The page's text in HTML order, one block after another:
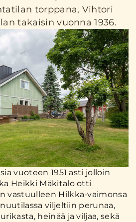
torppana, Vihtori
takaisin vuonna 1936.
vuoteen 1951 asti jolloin
Heikki Mäkitalo otti
vastuulleen Hilkka-vaimonsa
viljeltiin perunaa,
heinää ja viljaa, sekä